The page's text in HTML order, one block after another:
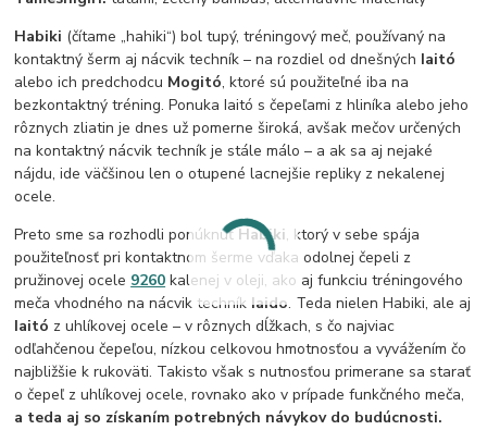
Habiki (čítame „hahiki“) bol tupý, tréningový meč, používaný na
kontaktný šerm aj nácvik techník – na rozdiel od dnešných Iaitó
alebo ich predchodcu Mogitó, ktoré sú použiteľné iba na
bezkontaktný tréning. Ponuka Iaitó s čepeľami z hliníka alebo jeho
rôznych zliatin je dnes už pomerne široká, avšak mečov určených
na kontaktný nácvik techník je stále málo – a ak sa aj nejaké
nájdu, ide väčšinou len o otupené lacnejšie repliky z nekalenej
ocele.
Preto sme sa rozhodli ponúknuťHabiki, ktorý v sebe spája
použiteľnosť pri kontaktnom šerme vďaka odolnej čepeli z
pružinovej ocele 9260 kalenej v oleji, ako aj funkciu tréningového
meča vhodného na nácvik techník Iaido. Teda nielen Habiki, ale aj
Iaitó z uhlíkovej ocele – v rôznych dĺžkach, s čo najviac
odľahčenou čepeľou, nízkou celkovou hmotnosťou a vyvážením čo
najbližšie k rukoväti. Takisto však s nutnosťou primerane sa starať
o čepeľ z uhlíkovej ocele, rovnako ako v prípade funkčného meča,
a teda aj so získaním potrebných návykov do budúcnosti.